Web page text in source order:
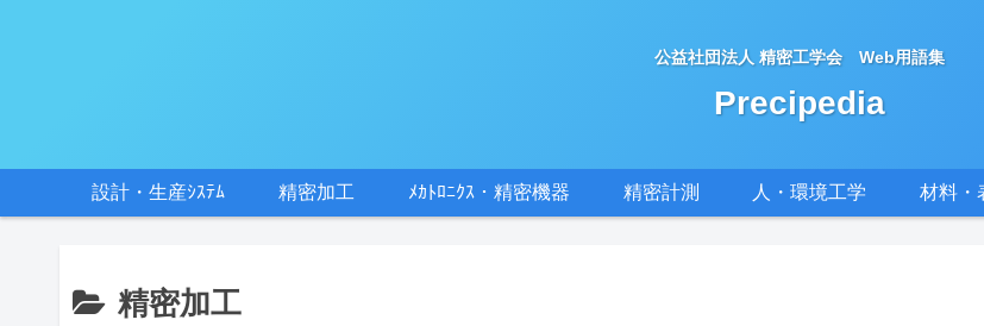
公益社団法人 精密工学会 Web用語集
Precipedia
設計・生産ｼｽﾃﾑ 精密加工 ﾒｶﾄﾛﾆｸｽ・精密機器 精密計測 人・環境工学 材料・
精密加工